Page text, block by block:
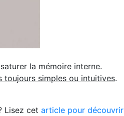
la mémoire interne.
toujours simples ou intuitives.
Lisez cet article pour découvrir